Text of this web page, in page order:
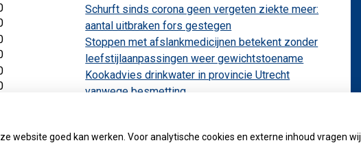
Schurft sinds corona geen vergeten ziekte meer:
aantal uitbraken fors gestegen
Stoppen met afslankmedicijnen betekent zonder
leefstijlaanpassingen weer gewichtstoename
Kookadvies drinkwater in provincie Utrecht
vanwege besmetting
website goed kan werken. Voor analytische cookies en externe inhoud vragen